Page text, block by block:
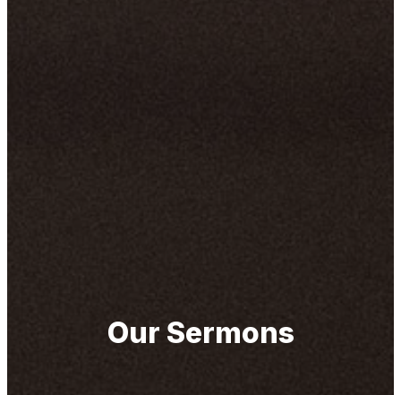
Our Sermons